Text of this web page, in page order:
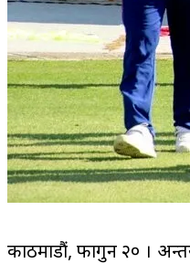
काठमाडौं, फागुन २० ।